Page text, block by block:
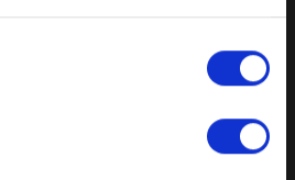
3 900,00 kr
fra Fermob, File Under